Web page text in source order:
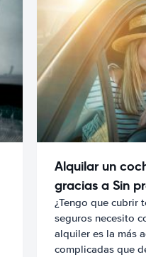
Alquilar un
gracias a Sin
¿Tengo que cubrir
seguros necesito
alquiler es la más
complicadas que